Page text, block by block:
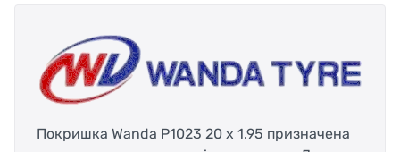
Покришка Wanda P1023 20 x 1.95 призначена